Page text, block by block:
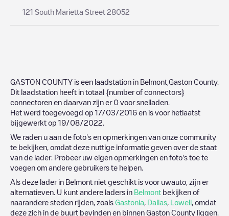
121 South Marietta Street 28052
GASTON COUNTY is een laadstation in Belmont Gaston County.
Dit laadstation heeft in totaal {number of connectors}
connectoren en daarvan zijn er 0 voor snelladen.
Het werd toegevoegd op 17/03/2016 en is voor hetlaatst
bijgewerkt op 19/08/2022
We raden u aan de foto's en opmerkingen van onze community
te bekijken, omdat deze nuttige informatie geven over de staat
van de lader. Probeer uw eigen opmerkingen en foto's toe te
voegen om andere gebruikers te helpen.
Als deze lader in Belmont niet geschikt is voor uwauto, zijn er
alternatieven. U kunt andere laders in Belmont bekijken of
naarandere steden rijden, zoals Gastonia Dallas Lowell , omdat
deze zich in de buurt bevinden en binnen Gaston County liggen.